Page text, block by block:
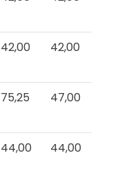
42,00
42,00
75,25
47,00
44,00
44,00